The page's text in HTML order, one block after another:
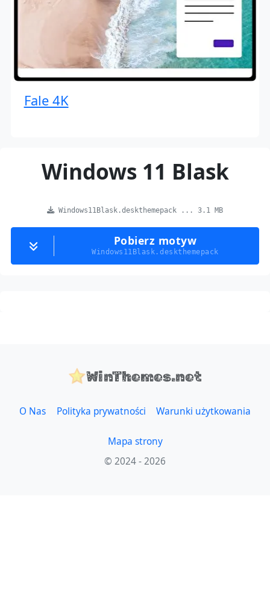
Fale 4K
Windows 11 Blask
Windows11Blask.deskthemepack ... 3.1 MB
Pobierz motyw
Windows11Blask.deskthemepack
WinThemes.net
O Nas Polityka prywatności Warunki użytkowania
Mapa strony
© 2024 - 2026